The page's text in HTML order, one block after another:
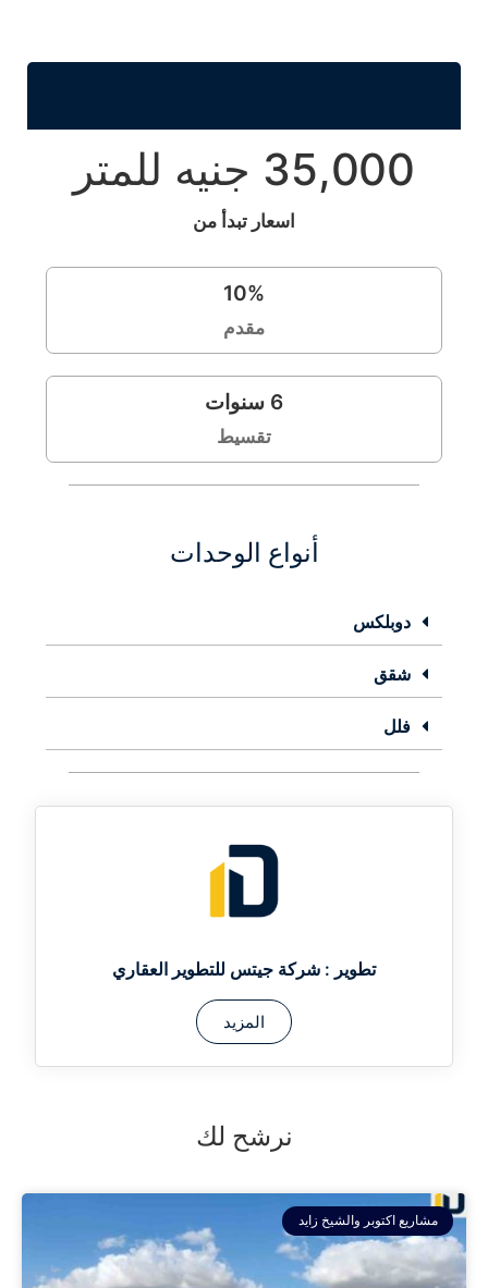
35,000 جنيه للمتر
اسعار تبدأ من
10%
مقدم
6 سنوات
تقسيط
أنواع الوحدات
دوبلكس
شقق
فلل
تطوير : شركة جيتس للتطوير العقاري
المزيد
نرشح لك
مشاريع اكتوبر والشيخ زايد